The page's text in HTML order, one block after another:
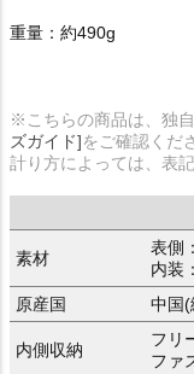
重量：約490g
※こちらの商品は、独
ズガイド]をご確認くだ
計り方によっては、表
素材
表側
内装
原産国
中国(
内側収納
フリ
ファ